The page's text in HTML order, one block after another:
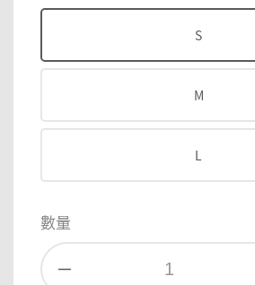
S
M
L
數量